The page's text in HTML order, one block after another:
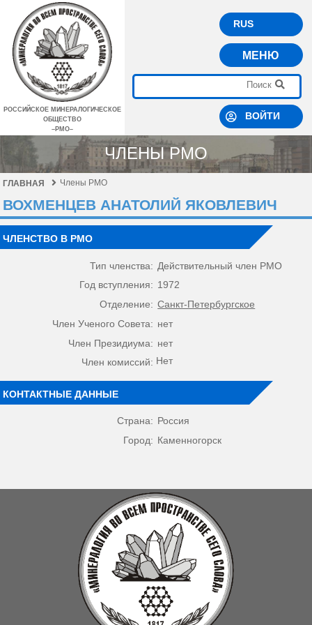
РОССИЙСКОЕ МИНЕРАЛОГИЧЕСКОЕ
ОБЩЕСТВО
–РМО–
RUS
МЕНЮ
ВОЙТИ
ЧЛЕНЫ РМО
ГЛАВНАЯ Члены РМО
ВОХМЕНЦЕВ АНАТОЛИЙ ЯКОВЛЕВИЧ
ЧЛЕНСТВО В РМО
Тип членства: Действительный член РМО
Год вступления: 1972
Отделение: Санкт-Петербургское
Член Ученого Совета: нет
Член Президиума: нет
Член комиссий: Нет
КОНТАКТНЫЕ ДАННЫЕ
Страна: Россия
Город: Каменногорск